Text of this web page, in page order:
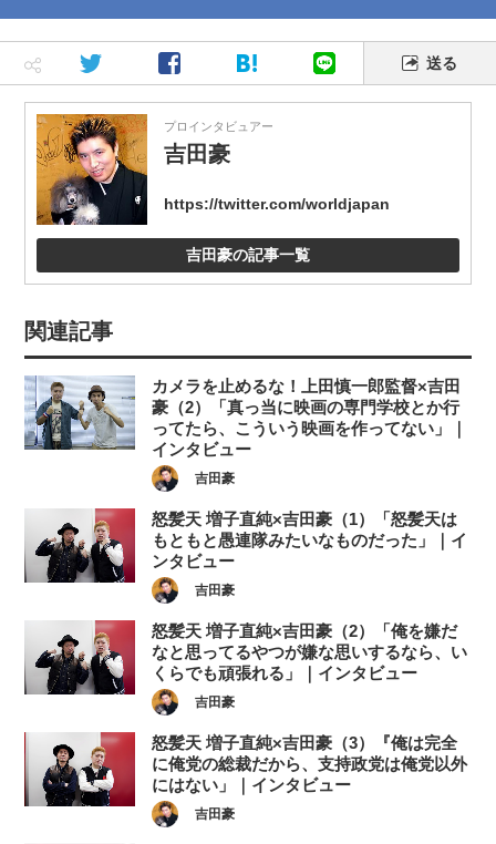
送る
プロインタビュアー
吉田豪
https://twitter.com/worldjapan
吉田豪の記事一覧
関連記事
カメラを止めるな！上田慎一郎監督×吉田
豪（2）「真っ当に映画の専門学校とか行
ってたら、こういう映画を作ってない」｜
インタビュー
吉田豪
怒髪天 増子直純×吉田豪（1）「怒髪天は
もともと愚連隊みたいなものだった」｜イ
ンタビュー
吉田豪
怒髪天 増子直純×吉田豪（2）「俺を嫌だ
なと思ってるやつが嫌な思いするなら、い
くらでも頑張れる」｜インタビュー
吉田豪
怒髪天 増子直純×吉田豪（3）『俺は完全
に俺党の総裁だから、支持政党は俺党以外
にはない」｜インタビュー
吉田豪